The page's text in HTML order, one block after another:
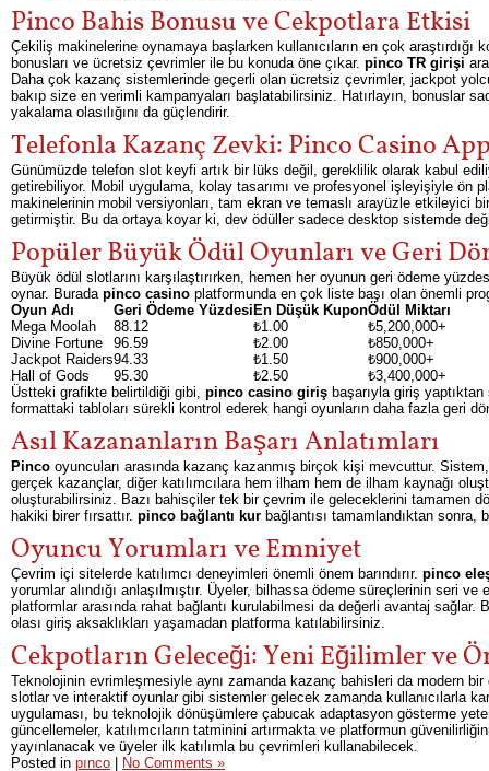
Pinco Bahis Bonusu ve Cekpotlara Etkisi
Çekiliş makinelerine oynamaya başlarken kullanıcıların en çok araştırdığı
bonusları ve ücretsiz çevrimler ile bu konuda öne çıkar. pinco TR girişi
Daha çok kazanç sistemlerinde geçerli olan ücretsiz çevrimler, jackpot
bakıp size en verimli kampanyaları başlatabilirsiniz. Hatırlayın, bonuslar
yakalama olasılığını da güçlendirir.
Telefonla Kazanç Zevki: Pinco Casino
Günümüzde telefon slot keyfi artık bir lüks değil, gereklilik olarak kabul
getirebiliyor. Mobil uygulama, kolay tasarımı ve profesyonel işleyişiyle ön
makinelerinin mobil versiyonları, tam ekran ve temaslı arayüzle etkileyici
getirmiştir. Bu da ortaya koyar ki, dev ödüller sadece desktop sistemde
Popüler Büyük Ödül Oyunları ve Geri
Büyük ödül slotlarını karşılaştırırken, hemen her oyunun geri ödeme
oynar. Burada pinco casino platformunda en çok liste başı olan önemli
Oyun Adı
Geri Ödeme Yüzdesi En Düşük KuponÖdül Miktarı
Mega Moolah
88.12 ₺1.00
₺5,200,000+
Divine Fortune
96.59 ₺2.00
₺850,000+
Jackpot Raiders94.33 ₺1.50
₺900,000+
Hall of Gods
95.30 ₺2.50
₺3,400,000+
Üstteki grafikte belirtildiği gibi, pinco casino giriş başarıyla giriş
formattaki tabloları sürekli kontrol ederek hangi oyunların daha fazla geri
Asıl Kazananların Başarı Anlatımları
Pinco oyuncuları arasında kazanç kazanmış birçok kişi mevcuttur.
gerçek kazançlar, diğer katılımcılara hem ilham hem de ilham kaynağı
oluşturabilirsiniz. Bazı bahisçiler tek bir çevrim ile geleceklerini tamamen
hakiki birer fırsattır. pinco bağlantı kur bağlantısı tamamlandıktan
Oyuncu Yorumları ve Emniyet
Çevrim içi sitelerde katılımcı deneyimleri önemli önem barındırır. pinco
yorumlar alındığı anlaşılmıştır. Üyeler, bilhassa ödeme süreçlerinin seri
platformlar arasında rahat bağlantı kurulabilmesi da değerli avantaj sağlar.
olası giriş aksaklıkları yaşamadan platforma katılabilirsiniz.
Cekpotların Geleceği: Yeni Eğilimler ve
Teknolojinin evrimleşmesiyle aynı zamanda kazanç bahisleri da modern
slotlar ve interaktif oyunlar gibi sistemler gelecek zamanda kullanıcılarla
uygulaması, bu teknolojik dönüşümlere çabucak adaptasyon gösterme
güncellemeler, katılımcıların tatminini artırmakta ve platformun
yayınlanacak ve üyeler ilk katılımla bu çevrimleri kullanabilecek.
Posted in pınco No Comments »